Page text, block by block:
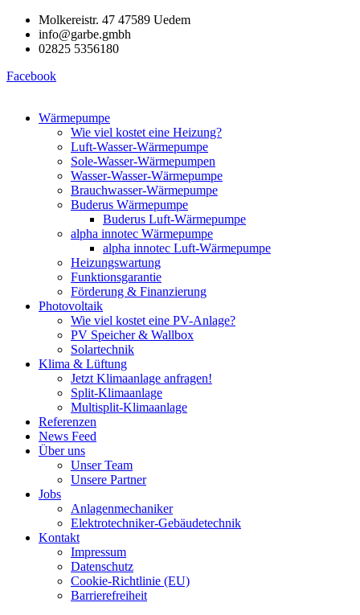
Zum
Inhalt
springen
Molkereistr. 47 47589 Uedem
info@garbe.gmbh
02825 5356180
Facebook
Wärmepumpe
Wie viel kostet eine Heizung?
Luft-Wasser-Wärmepumpe
Sole-Wasser-Wärmepumpen
Wasser-Wasser-Wärmepumpe
Brauchwasser-Wärmepumpe
Buderus Wärmepumpe
Buderus Luft-Wärmepumpe
alpha innotec Wärmepumpe
alpha innotec Luft-Wärmepumpe
Heizungswartung
Funktionsgarantie
Förderung & Finanzierung
Photovoltaik
Wie viel kostet eine PV-Anlage?
PV Speicher & Wallbox
Solartechnik
Klima & Lüftung
Jetzt Klimaanlage anfragen!
Split-Klimaanlage
Multisplit-Klimaanlage
Referenzen
News Feed
Über uns
Unser Team
Unsere Partner
Jobs
Anlagenmechaniker
Elektrotechniker-Gebäudetechnik
Kontakt
Impressum
Datenschutz
Cookie-Richtlinie (EU)
Barrierefreiheit